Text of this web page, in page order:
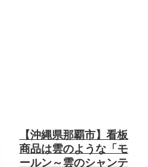
【沖縄県那覇市】看板
商品は雲のような「モ
ールン～雲のシャンテ